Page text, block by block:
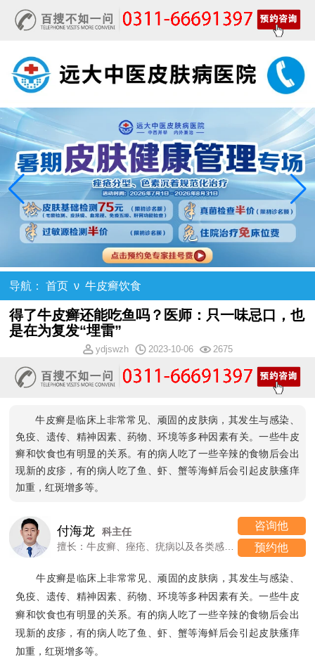
导航： 首页 ν牛皮癣饮食
得了牛皮癣还能吃鱼吗？医师：只一味忌口，也
是在为复发“埋雷”
ydjswzh 2023-10-06 2675
牛皮癣是临床上非常常见、顽固的皮肤病，其发生与感染、
免疫、遗传、精神因素、药物、环境等多种因素有关。一些牛皮
癣和饮食也有明显的关系。有的病人吃了一些辛辣的食物后会出
现新的皮疹，有的病人吃了鱼、虾、蟹等海鲜后会引起皮肤瘙痒
加重，红斑增多等。
付海龙
科主任
擅长：牛皮癣、痤疮、疣病以及各类感染性、过敏性皮肤病
咨询他
预约他
牛皮癣是临床上非常常见、顽固的皮肤病，其发生与感染、
免疫、遗传、精神因素、药物、环境等多种因素有关。一些牛皮
癣和饮食也有明显的关系。有的病人吃了一些辛辣的食物后会出
现新的皮疹，有的病人吃了鱼、虾、蟹等海鲜后会引起皮肤瘙痒
加重，红斑增多等。